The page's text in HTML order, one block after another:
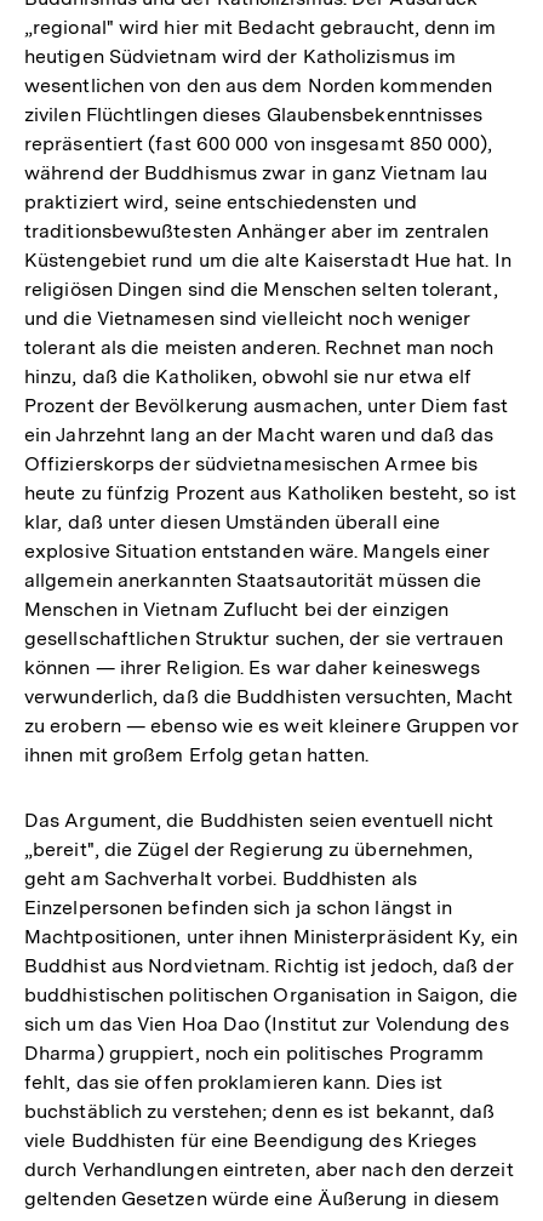
„regional" wird hier mit Bedacht gebraucht, denn im
heutigen Südvietnam wird der Katholizismus im
wesentlichen von den aus dem Norden kommenden
zivilen Flüchtlingen dieses Glaubensbekenntnisses
repräsentiert (fast 600 000 von insgesamt 850 000),
während der Buddhismus zwar in ganz Vietnam lau
praktiziert wird, seine entschiedensten und
traditionsbewußtesten Anhänger aber im zentralen
Küstengebiet rund um die alte Kaiserstadt Hue hat. In
religiösen Dingen sind die Menschen selten tolerant,
und die Vietnamesen sind vielleicht noch weniger
tolerant als die meisten anderen. Rechnet man noch
hinzu, daß die Katholiken, obwohl sie nur etwa elf
Prozent der Bevölkerung ausmachen, unter Diem fast
ein Jahrzehnt lang an der Macht waren und daß das
Offizierskorps der südvietnamesischen Armee bis
heute zu fünfzig Prozent aus Katholiken besteht, so ist
klar, daß unter diesen Umständen überall eine
explosive Situation entstanden wäre. Mangels einer
allgemein anerkannten Staatsautorität müssen die
Menschen in Vietnam Zuflucht bei der einzigen
gesellschaftlichen Struktur suchen, der sie vertrauen
können — ihrer Religion. Es war daher keineswegs
verwunderlich, daß die Buddhisten versuchten, Macht
zu erobern — ebenso wie es weit kleinere Gruppen vor
ihnen mit großem Erfolg getan hatten.
Das Argument, die Buddhisten seien eventuell nicht
„bereit", die Zügel der Regierung zu übernehmen,
geht am Sachverhalt vorbei. Buddhisten als
Einzelpersonen befinden sich ja schon längst in
Machtpositionen, unter ihnen Ministerpräsident Ky, ein
Buddhist aus Nordvietnam. Richtig ist jedoch, daß der
buddhistischen politischen Organisation in Saigon, die
sich um das Vien Hoa Dao (Institut zur Volendung des
Dharma) gruppiert, noch ein politisches Programm
fehlt, das sie offen proklamieren kann. Dies ist
buchstäblich zu verstehen; denn es ist bekannt, daß
viele Buddhisten für eine Beendigung des Krieges
durch Verhandlungen eintreten, aber nach den derzeit
geltenden Gesetzen würde eine Äußerung in diesem